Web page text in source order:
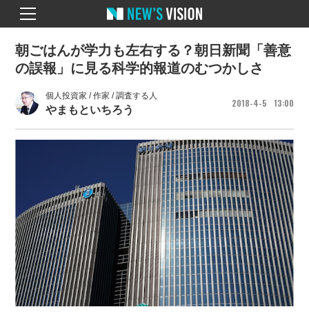
個人投資家 / 作家 / 調査する人
やまもといちろう
2018 4 5 13 00
朝ごはんが学力も左右する？朝日新聞「善意
の誤報」に見る科学的報道のむつかしさ